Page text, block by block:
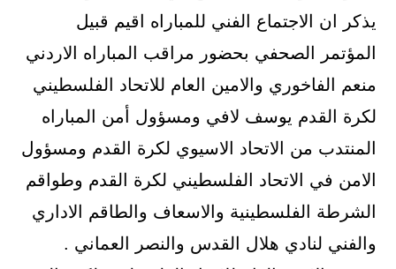
يذكر ان الاجتماع الفني للمباراه اقيم قبيل
المؤتمر الصحفي بحضور مراقب المباراه الاردني
منعم الفاخوري والامين العام للاتحاد الفلسطيني
لكرة القدم يوسف لافي ومسؤول أمن المباراه
المنتدب من الاتحاد الاسيوي لكرة القدم ومسؤول
الامن في الاتحاد الفلسطيني لكرة القدم وطواقم
الشرطة الفلسطينية والاسعاف والطاقم الاداري
والفني لنادي هلال القدس والنصر العماني .